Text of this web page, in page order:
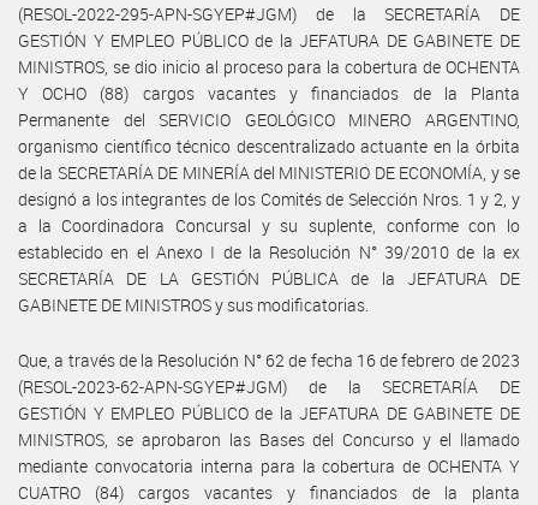
(RESOL-2022-295-APN-SGYEP#JGM) de la SECRETARÍA DE
GESTIÓN Y EMPLEO PÚBLICO de la JEFATURA DE GABINETE DE
MINISTROS, se dio inicio al proceso para la cobertura de OCHENTA
Y OCHO (88) cargos vacantes y financiados de la Planta
Permanente del SERVICIO GEOLÓGICO MINERO ARGENTINO,
organismo científico técnico descentralizado actuante en la órbita
de la SECRETARÍA DE MINERÍA del MINISTERIO DE ECONOMÍA, y se
designó a los integrantes de los Comités de Selección Nros. 1 y 2, y
a la Coordinadora Concursal y su suplente, conforme con lo
establecido en el Anexo I de la Resolución N° 39/2010 de la ex
SECRETARÍA DE LA GESTIÓN PÚBLICA de la JEFATURA DE
GABINETE DE MINISTROS y sus modificatorias.
Que, a través de la Resolución N° 62 de fecha 16 de febrero de 2023
(RESOL-2023-62-APN-SGYEP#JGM) de la SECRETARÍA DE
GESTIÓN Y EMPLEO PÚBLICO de la JEFATURA DE GABINETE DE
MINISTROS, se aprobaron las Bases del Concurso y el llamado
mediante convocatoria interna para la cobertura de OCHENTA Y
CUATRO (84) cargos vacantes y financiados de la planta